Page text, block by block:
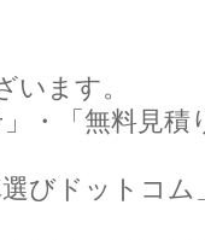
います。
・「無料見積
びドットコ